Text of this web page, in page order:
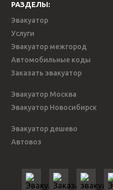
РАЗДЕЛЫ:
Эвакуатор
Услуги
Эвакуатор межгород
Автомобильные коды
Заказать эвакуатор
Эвакуатор Москва
Эвакуатор Новосибирск
Эвакуатор дешево
Автовоз